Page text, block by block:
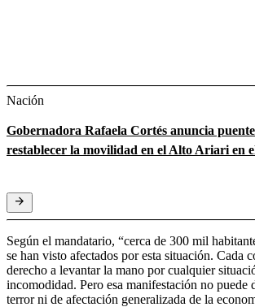
Nación
Gobernadora Rafaela Cortés anuncia
restablecer la movilidad en el Alto Ariari en
Según el mandatario, “cerca de 300 mil
se han visto afectados por esta situación. Cada
derecho a levantar la mano por cualquier
incomodidad. Pero esa manifestación no puede
terror ni de afectación generalizada de la